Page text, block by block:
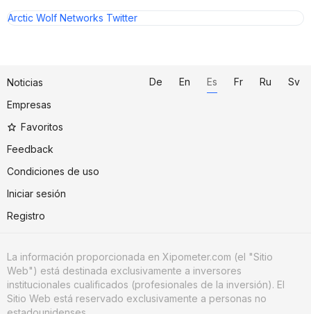
Arctic Wolf Networks Twitter
Noticias
Empresas
Favoritos
Feedback
Condiciones de uso
Iniciar sesión
Registro
De En Es Fr Ru Sv
La información proporcionada en Xipometer.com (el "Sitio
Web") está destinada exclusivamente a inversores
institucionales cualificados (profesionales de la inversión). El
Sitio Web está reservado exclusivamente a personas no